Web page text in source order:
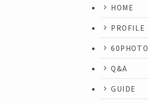
HOME
PROFILE
60PHOTO
Q&A
GUIDE